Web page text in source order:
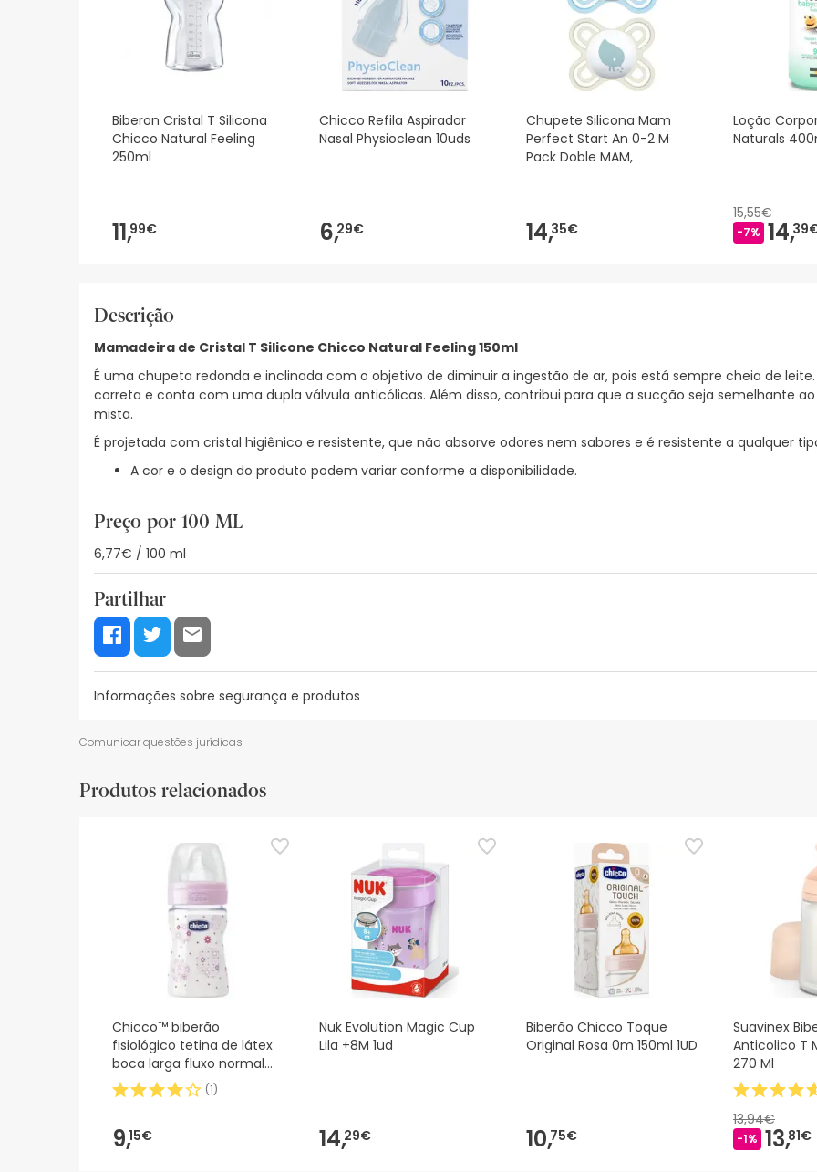
Biberon Cristal T Silicona
Chicco Natural Feeling
250ml
11,99€
Chicco Refila Aspirador
Nasal Physioclean 10uds
6,29€
Chupete Silicona Mam
Perfect Start An 0-2 M
Pack Doble MAM,
14,35€
Loção
Naturals
15,55€
-7% 14,
Descrição
Mamadeira de Cristal T Silicone Chicco Natural Feeling 150ml
É uma chupeta redonda e inclinada com o objetivo de diminuir a ingestão de ar, pois está sempre cheia de
correta e conta com uma dupla válvula anticólicas. Além disso, contribui para que a sucção seja semelhante
mista.
É projetada com cristal higiênico e resistente, que não absorve odores nem sabores e é resistente a qualquer
A cor e o design do produto podem variar conforme a disponibilidade.
Preço por 100 ML
6,77€ / 100 ml
Partilhar
Informações sobre segurança e produtos
Recursos de segurança visual
De momento, não dispomos de imagens de segurança para este produto, mas estamos a trabalhar nisso.
sobre segurança, não hesites em contactar-nos. Além disso, se desejares, também podes devolver o produto
Comunicar questões jurídicas
Produtos relacionados
Chicco™ biberão
fisiológico tetina de látex
boca larga fluxo normal
rosa 150ml 1ud
(1)
9,15€
Nuk Evolution Magic Cup
Lila +8M 1ud
14,29€
Biberão Chicco Toque
Original Rosa 0m 150ml 1UD
10,75€
Suavinex
Anticolico T
270 Ml
13,94€
-1% 13,81€